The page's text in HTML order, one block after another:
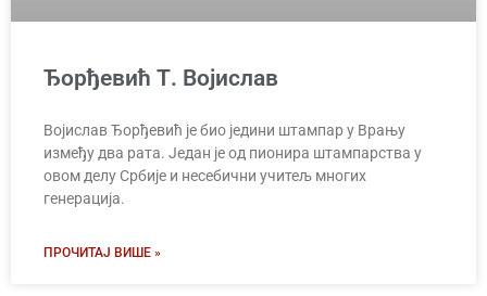
Ђорђевић Т. Војислав
Војислав Ђорђевић је био једини штампар у Врању
између два рата. Један је од пионира штампарства у
овом делу Србије и несебични учитељ многих
генерација.
ПРОЧИТАЈ ВИШЕ »